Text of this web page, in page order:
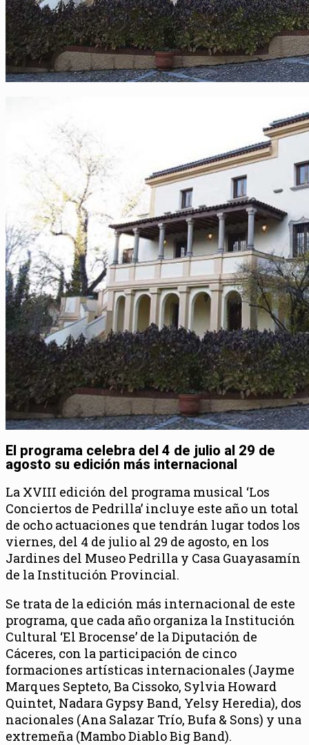
El programa celebra del 4 de julio al 29 de
agosto su edición más internacional
La XVIII edición del programa musical ‘Los
Conciertos de Pedrilla’ incluye este año un total
de ocho actuaciones que tendrán lugar todos los
viernes, del 4 de julio al 29 de agosto, en los
Jardines del Museo Pedrilla y Casa Guayasamín
de la Institución Provincial.
Se trata de la edición más internacional de este
programa, que cada año organiza la Institución
Cultural ‘El Brocense’ de la Diputación de
Cáceres, con la participación de cinco
formaciones artísticas internacionales (Jayme
Marques Septeto, Ba Cissoko, Sylvia Howard
Quintet, Nadara Gypsy Band, Yelsy Heredia), dos
nacionales (Ana Salazar Trío, Bufa & Sons) y una
extremeña (Mambo Diablo Big Band).